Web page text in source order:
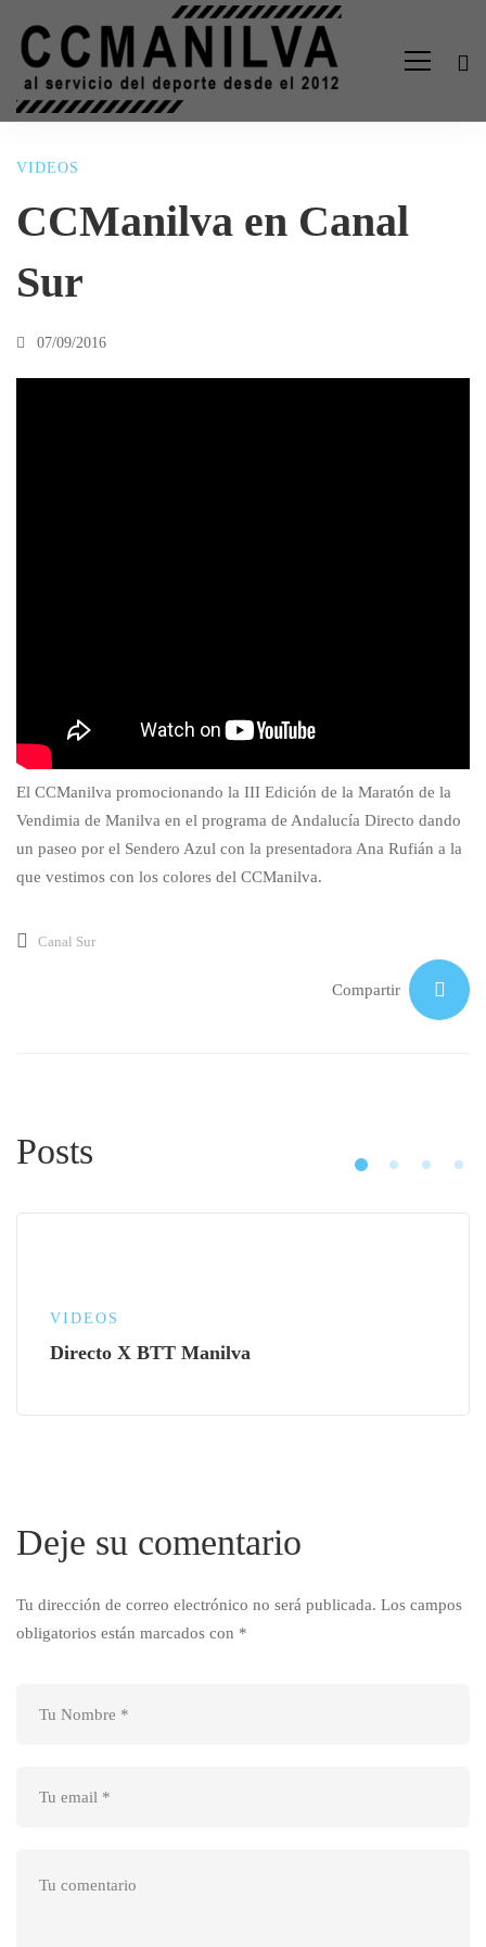
CCManilva
en
Canal
VIDEOS
CCManilva en Canal
Sur
07/09/2016
El CCManilva promocionando la III Edición de la Maratón de la
Vendimia de Manilva en el programa de Andalucía Directo dando
un paseo por el Sendero Azul con la presentadora Ana Rufián a la
que vestimos con los colores del CCManilva.
Canal Sur
Compartir
Posts
VIDEOS
Directo X BTT Manilva
Deje su comentario
Tu dirección de correo electrónico no será publicada. Los campos
obligatorios están marcados con *